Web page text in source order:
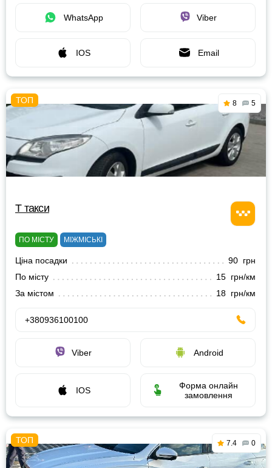
WhatsApp Viber
IOS Email
8 5
Т такси
ПО МІСТУ МІЖМІСЬКІ
Ціна посадки
90 грн
По місту
15 грн/км
За містом
18 грн/км
+380936100100
Viber Android
IOS
Форма онлайн
замовлення
7.4 0